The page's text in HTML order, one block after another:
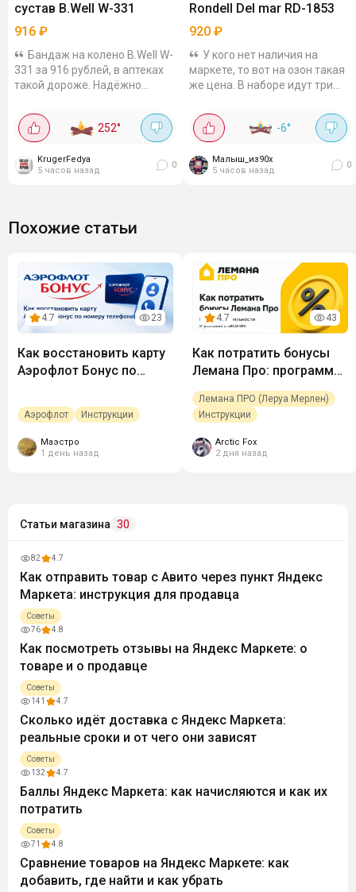
сустав B.Well W-331
916 ₽
Бандаж на колено B.Well W-
331 за 916 рублей, в аптеках
такой дороже. Надёжно
избежать травмирования.
Бандаж ортопедический с
усиливающей...
252°
KrugerFedya
5 часов назад
0
Rondell Del mar RD-1853
920 ₽
У кого нет наличия на
маркете, то вот на озон такая
же цена. В наборе идут три
(поварской, универсальный,
нож для овощей) + классная
разделочная...
-6°
Малыш_из90х
5 часов назад
0
Похожие статьи
23
4.7
Как восстановить карту
Аэрофлот Бонус по
Аэрофлот Инструкции
Маэстро
1 день назад
43
4.7
Как потратить бонусы
Лемана Про: программа
лояльности и условия
списания
Лемана ПРО (Леруа Мерлен)
Инструкции
Arctic Fox
2 дня назад
Статьи магазина 30
82 4.7
Как отправить товар с Авито через пункт Яндекс
Маркета: инструкция для продавца
Советы
76
4.8
Как посмотреть отзывы на Яндекс Маркете: о
товаре и о продавце
Советы
141
4.7
Сколько идёт доставка с Яндекс Маркета:
реальные сроки и от чего они зависят
Советы
132
4.7
Баллы Яндекс Маркета: как начисляются и как их
потратить
Советы
71
4.8
Сравнение товаров на Яндекс Маркете: как
добавить, где найти и как убрать